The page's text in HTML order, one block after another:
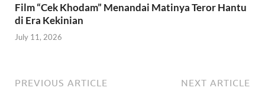
Film “Cek Khodam” Menandai Matinya Teror Hantu
di Era Kekinian
July 11, 2026
PREVIOUS ARTICLE NEXT ARTICLE